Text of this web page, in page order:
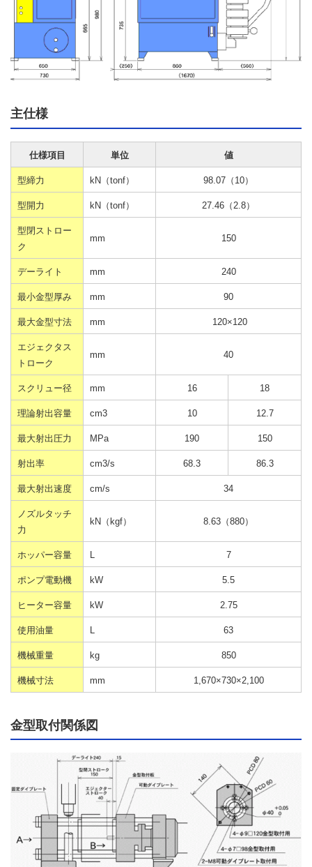
主仕様
仕様項目 単位 値
型締力 kN（tonf） 98.07（10）
型開力 kN（tonf） 27.46（2.8）
型閉ストロー
ク
mm 150
デーライト mm 240
最小金型厚み mm 90
最大金型寸法 mm 120×120
エジェクタス
トローク
mm 40
スクリュー径 mm 16 18
理論射出容量 cm3 10 12.7
最大射出圧力 MPa 190 150
射出率 cm3/s 68.3 86.3
最大射出速度 cm/s 34
ノズルタッチ
力
kN（kgf） 8.63（880）
ホッパー容量 L 7
ポンプ電動機 kW 5.5
ヒーター容量 kW 2.75
使用油量 L 63
機械重量 kg 850
機械寸法 mm 1,670×730×2,100
金型取付関係図